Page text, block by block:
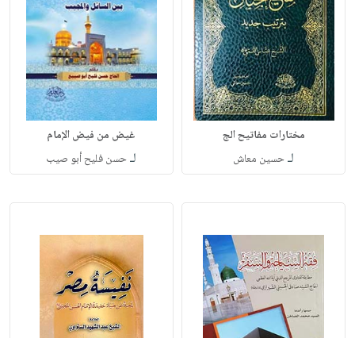
مختارات مفاتيح الج
لـحسين معاش
غيض من فيض الإمام
لـحسن فليح أبو صيب